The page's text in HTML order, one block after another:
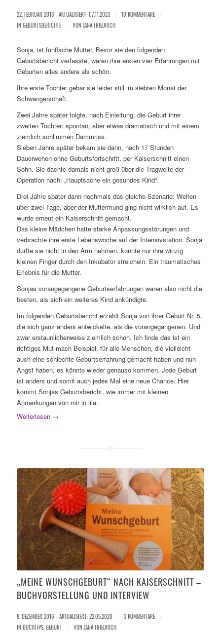
22. FEBRUAR 2018 - AKTUALISIERT: 07.11.2023 / 10 KOMMENTARE
/
IN GEBURTSBERICHTE / VON JANA FRIEDRICH
Sonja, ist fünffache Mutter. Bevor sie den folgenden
Geburtsbericht verfasste, waren ihre ersten vier Erfahrungen mit
Geburten alles andere als schön.
Ihre erste Tochter gebar sie leider still im siebten Monat der
Schwangerschaft.
Zwei Jahre später folgte, nach Einleitung, die Geburt ihrer
zweiten Tochter: spontan, aber etwas dramatisch und mit einem
ziemlich schlimmen Dammriss.
Sieben Jahre später bekam sie dann, nach 17 Stunden
Dauerwehen ohne Geburtsfortschritt, per Kaiserschnitt einen
Sohn. Sie dachte damals nicht groß über die Tragweite der
Operation nach: „Hauptsache ein gesundes Kind“.
Drei Jahre später dann nochmals das gleiche Szenario: Wehen
über zwei Tage, aber der Muttermund ging nicht wirklich auf. Es
wurde erneut ein Kaiserschnitt gemacht.
Das kleine Mädchen hatte starke Anpassungsstörungen und
verbrachte ihre erste Lebenswoche auf der Intensivstation. Sonja
durfte sie nicht in den Arm nehmen, konnte nur ihre winzig
kleinen Finger durch den Inkubator streicheln. Ein traumatisches
Erlebnis für die Mutter.
Sonjas vorangegangene Geburtserfahrungen waren also nicht die
besten, als sich ein weiteres Kind ankündigte.
Im folgenden Geburtsbericht erzählt Sonja von ihrer Geburt Nr. 5,
die sich ganz anders entwickelte, als die vorangegangenen. Und
zwar erstaunlicherweise ziemlich schön. Ich finde das ist ein
richtiges Mut-mach-Beispiel, für alle Menschen, die vielleicht
auch eine schlechte Geburtserfahrung gemacht haben und nun
Angst haben, es könnte wieder genauso kommen. Jede Geburt
ist anders und somit auch jedes Mal eine neue Chance. Hier
kommt Sonjas Geburtsbericht, wie immer mit kleinen
Anmerkungen von mir in lila.
Weiterlesen→
„MEINE WUNSCHGEBURT“ NACH KAISERSCHNITT –
BUCHVORSTELLUNG UND INTERVIEW
8. DEZEMBER 2016 - AKTUALISIERT: 22.05.2020 / 3 KOMMENTARE
/
IN BUCHTIPS,GEBURT / VON JANA FRIEDRICH